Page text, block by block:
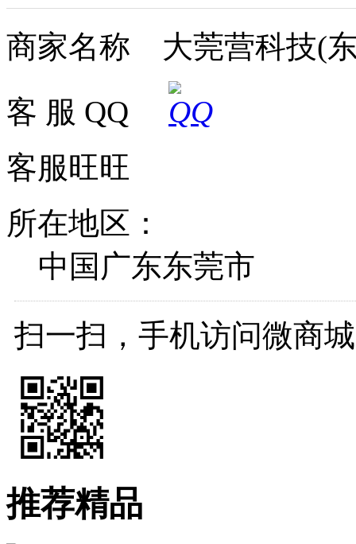
商家名称 大莞营科技(
客 服 QQ
客服旺旺
所在地区：
中国广东东莞市
扫一扫，手机访问微商城
推荐精品